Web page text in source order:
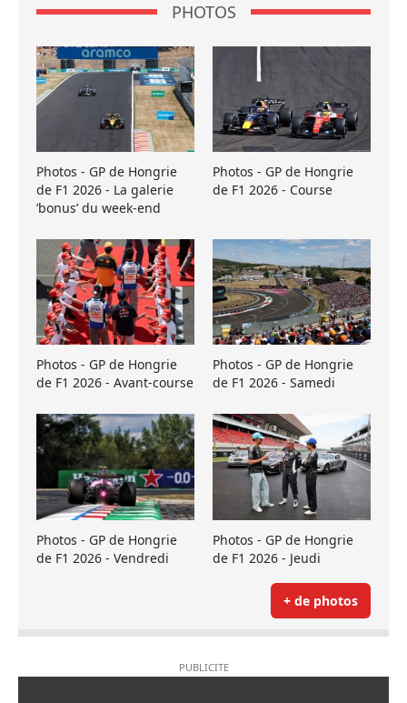
PHOTOS
Photos - GP de Hongrie
de F1 2026 - La galerie
’bonus’ du week-end
Photos - GP de Hongrie
de F1 2026 - Course
Photos - GP de Hongrie
de F1 2026 - Avant-course
Photos - GP de Hongrie
de F1 2026 - Samedi
Photos - GP de Hongrie
de F1 2026 - Vendredi
Photos - GP de Hongrie
de F1 2026 - Jeudi
+ de photos